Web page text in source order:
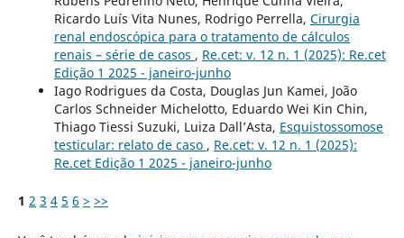
Ricardo Luís Vita Nunes, Rodrigo Perrella, Cirurgia
renal endoscópica para o tratamento de cálculos
renais – série de casos , Re.cet: v. 12 n. 1 (2025): Re.cet
Edição 1 2025 - janeiro-junho
Iago Rodrigues da Costa, Douglas Jun Kamei, João
Carlos Schneider Michelotto, Eduardo Wei Kin Chin,
Thiago Tiessi Suzuki, Luiza Dall’Asta, Esquistossomose
testicular: relato de caso , Re.cet: v. 12 n. 1 (2025):
Re.cet Edição 1 2025 - janeiro-junho
1 2 3 4 5 6 > >>